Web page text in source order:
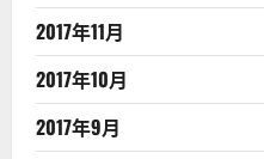
2017年11月
2017年10月
2017年9月